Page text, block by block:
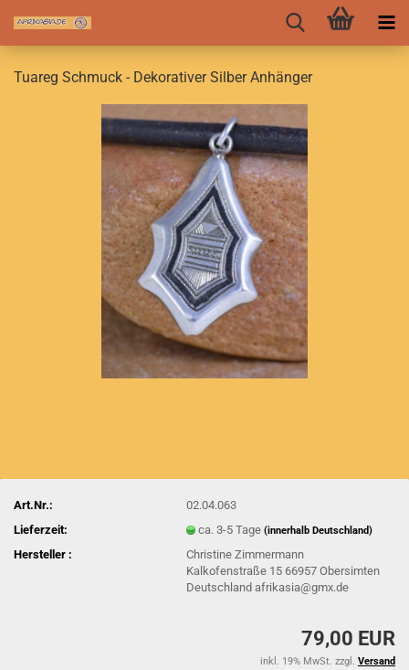
Tuareg Schmuck - Dekorativer Silber Anhänger
Art.Nr.:
02.04.063
Lieferzeit:
ca. 3-5 Tage(innerhalb Deutschland)
Hersteller :
Christine Zimmermann
Kalkofenstraße 15 66957 Obersimten
Deutschland afrikasia@gmx.de
79,00 EUR
inkl. 19% MwSt. zzgl. Versand